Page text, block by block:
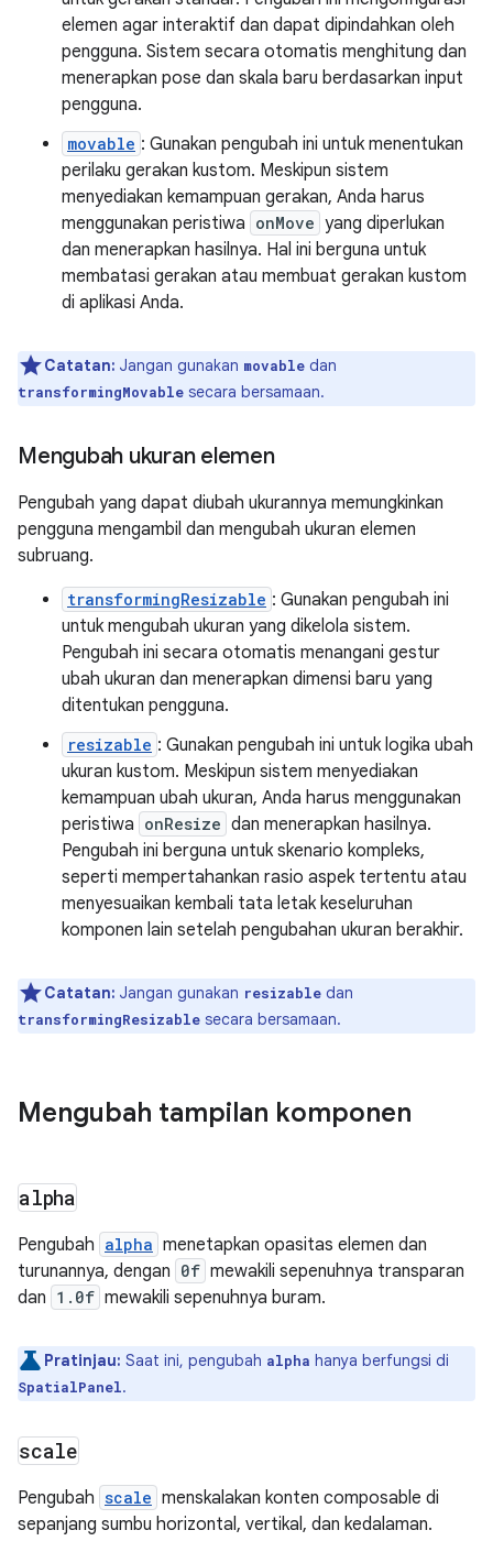
elemen agar interaktif dan dapat dipindahkan oleh
pengguna. Sistem secara otomatis menghitung dan
menerapkan pose dan skala baru berdasarkan input
pengguna.
movable : Gunakan pengubah ini untuk menentukan
perilaku gerakan kustom. Meskipun sistem
menyediakan kemampuan gerakan, Anda harus
menggunakan peristiwa onMove yang diperlukan
dan menerapkan hasilnya. Hal ini berguna untuk
membatasi gerakan atau membuat gerakan kustom
di aplikasi Anda.
Catatan: Jangan gunakan movable dan
transformingMovable secara bersamaan.
Mengubah ukuran elemen
Pengubah yang dapat diubah ukurannya memungkinkan
pengguna mengambil dan mengubah ukuran elemen
subruang.
transformingResizable : Gunakan pengubah ini
untuk mengubah ukuran yang dikelola sistem.
Pengubah ini secara otomatis menangani gestur
ubah ukuran dan menerapkan dimensi baru yang
ditentukan pengguna.
resizable : Gunakan pengubah ini untuk logika ubah
ukuran kustom. Meskipun sistem menyediakan
kemampuan ubah ukuran, Anda harus menggunakan
peristiwa onResize dan menerapkan hasilnya.
Pengubah ini berguna untuk skenario kompleks,
seperti mempertahankan rasio aspek tertentu atau
menyesuaikan kembali tata letak keseluruhan
komponen lain setelah pengubahan ukuran berakhir.
Catatan: Jangan gunakan resizable dan
transformingResizable secara bersamaan.
Mengubah tampilan komponen
alpha
Pengubah alpha menetapkan opasitas elemen dan
turunannya, dengan 0f mewakili sepenuhnya transparan
dan 1.0f mewakili sepenuhnya buram.
Pratinjau: Saat ini, pengubah alpha hanya berfungsi di
SpatialPanel.
scale
Pengubah scale menskalakan konten composable di
sepanjang sumbu horizontal, vertikal, dan kedalaman.